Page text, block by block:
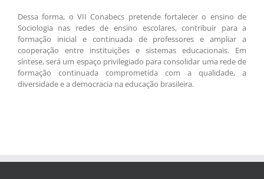
Dessa forma, o VII Conabecs pretende fortalecer o ensino de
Sociologia nas redes de ensino escolares, contribuir para a
formação inicial e continuada de professores e ampliar a
cooperação entre instituições e sistemas educacionais. Em
síntese, será um espaço privilegiado para consolidar uma rede de
formação continuada comprometida com a qualidade, a
diversidade e a democracia na educação brasileira.